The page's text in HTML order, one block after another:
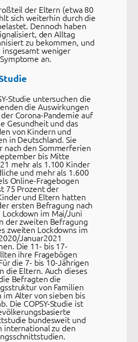
der Eltern (etwa 80
sich weiterhin durch die
Dennoch haben
den Alltag
zu bekommen, und
insgesamt weniger
an.
Studie untersuchen die
die Auswirkungen
Corona-Pandemie auf
Gesundheit und das
von Kindern und
in Deutschland. Sie
nach den Sommerferien
bis Mitte
mehr als 1.100 Kinder
und mehr als 1.600
Online-Fragebogen
75 Prozent der
und Eltern hatten
ersten Befragung nach
im Mai/Juni
der zweiten Befragung
zweiten Lockdowns im
Januar2021
Die 11- bis 17-
ihre Fragebögen
die 7- bis 10-Jährigen
die Eltern. Auch dieses
Befragten die
von Familien
im Alter von sieben bis
Die COPSY-Studie ist
bundesweit und
international zu den